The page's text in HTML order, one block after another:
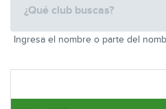
Ingresa el nombre o parte del